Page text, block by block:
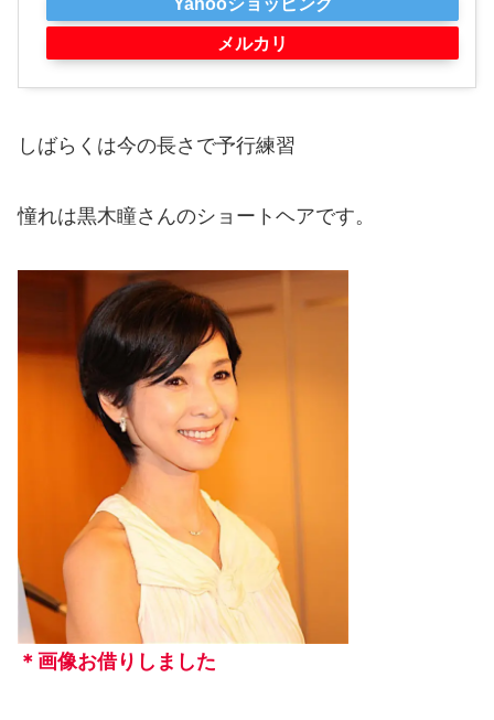
メルカリ
しばらくは今の長さで予行練習
憧れは黒木瞳さんのショートヘアです。
＊画像お借りしました